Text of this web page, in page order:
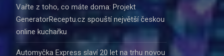
Vařte z toho, co máte doma: Projekt
GeneratorReceptu.cz spouští největší českou
online kuchařku
Automyčka Express slaví 20 let na trhu novou